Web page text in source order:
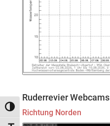
Umschalten auf hohe Kontraste
Ruderrevier Webcams
Richtung Norden